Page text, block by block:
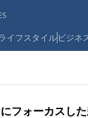
イフスタイルビジネ
フォーカスし